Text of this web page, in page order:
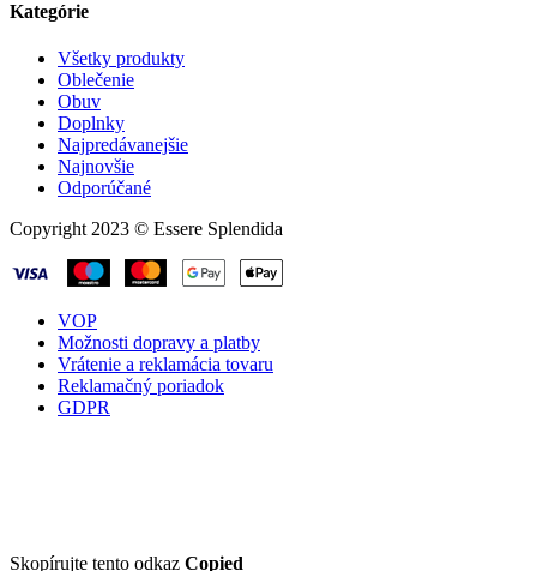
Kategórie
Všetky produkty
Oblečenie
Obuv
Doplnky
Najpredávanejšie
Najnovšie
Odporúčané
Copyright 2023 © Essere Splendida
VOP
Možnosti dopravy a platby
Vrátenie a reklamácia tovaru
Reklamačný poriadok
GDPR
Skopírujte tento odkaz Copied